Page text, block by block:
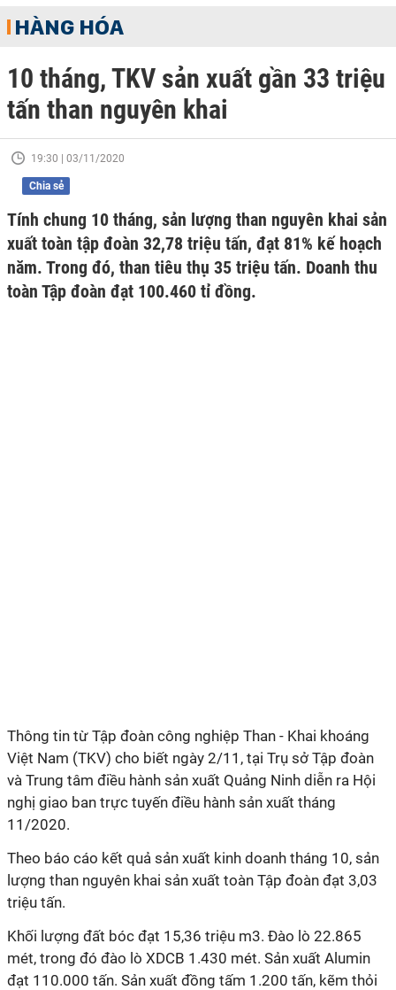
HÀNG HÓA
10 tháng, TKV sản xuất gần 33 triệu
tấn than nguyên khai
19:30 | 03/11/2020
Chia sẻ
Tính chung 10 tháng, sản lượng than nguyên khai sản
xuất toàn tập đoàn 32,78 triệu tấn, đạt 81% kế hoạch
năm. Trong đó, than tiêu thụ 35 triệu tấn. Doanh thu
toàn Tập đoàn đạt 100.460 tỉ đồng.
Thông tin từ Tập đoàn công nghiệp Than - Khai khoáng
Việt Nam (TKV) cho biết ngày 2/11, tại Trụ sở Tập đoàn
và Trung tâm điều hành sản xuất Quảng Ninh diễn ra Hội
nghị giao ban trực tuyến điều hành sản xuất tháng
11/2020.
Theo báo cáo kết quả sản xuất kinh doanh tháng 10, sản
lượng than nguyên khai sản xuất toàn Tập đoàn đạt 3,03
triệu tấn.
Khối lượng đất bóc đạt 15,36 triệu m3. Đào lò 22.865
mét, trong đó đào lò XDCB 1.430 mét. Sản xuất Alumin
đạt 110.000 tấn. Sản xuất đồng tấm 1.200 tấn, kẽm thỏi